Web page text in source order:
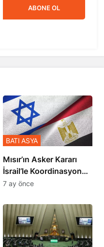
ABONE OL
Mısır’ın Asker Kararı
İsrail’le Koordinasyon
İçinde Gerçekleşmiş
BATI ASYA
7 ay önce